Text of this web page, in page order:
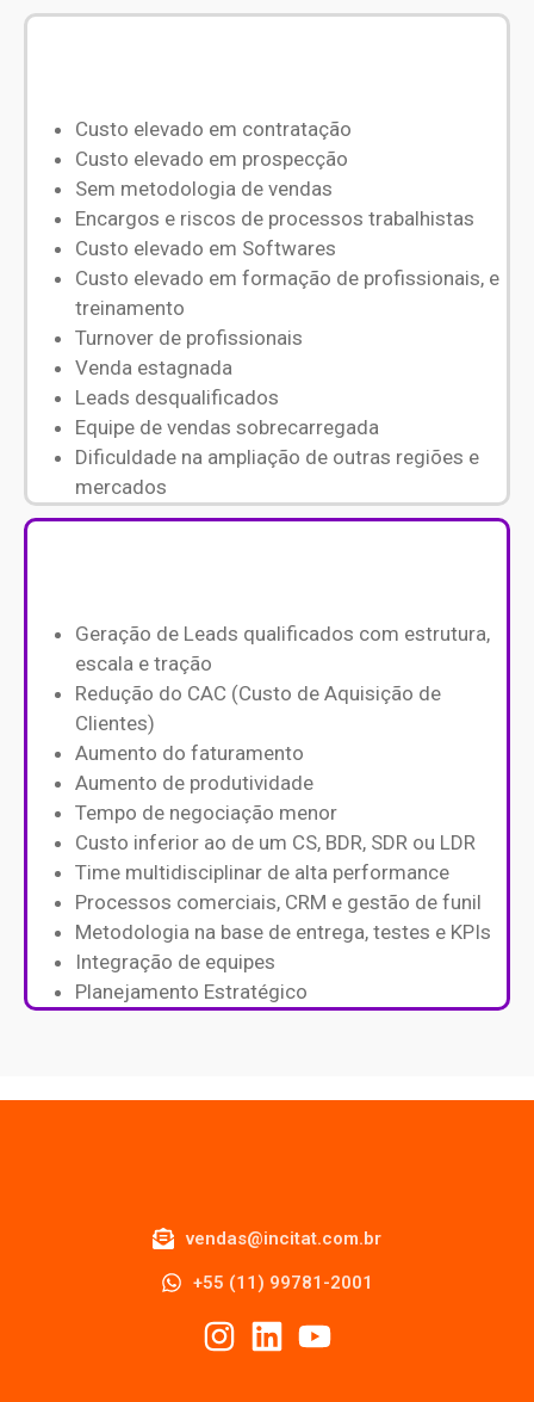
Geração de Leads qualificados com estrutura,
escala e tração
Redução do CAC (Custo de Aquisição de
Clientes)
Aumento do faturamento
Aumento de produtividade
Tempo de negociação menor
Custo inferior ao de um CS, BDR, SDR ou LDR
Time multidisciplinar de alta performance
Processos comerciais, CRM e gestão de funil
Metodologia na base de entrega, testes e KPIs
Integração de equipes
Planejamento Estratégico
Custo elevado em contratação
Custo elevado em prospecção
Sem metodologia de vendas
Encargos e riscos de processos trabalhistas
Custo elevado em Softwares
Custo elevado em formação de profissionais, e
treinamento
Turnover de profissionais
Venda estagnada
Leads desqualificados
Equipe de vendas sobrecarregada
Dificuldade na ampliação de outras regiões e
mercados
vendas@incitat.com.br
+55 (11) 99781-2001